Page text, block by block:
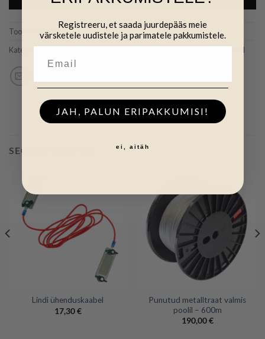
Tootekood: 807888
Kategooriad:
Traadid, võrgud, väravad ja kaablid
SEOTUD TOOTED
Lindi ühenduskaabel
17,30€
Punutud metalltraat valmis
poolil – 600m
190,00€
Registreeru, et saada juurdepääs meie
värsketele uudistele ja parimatele pakkumistele.
JAH, PALUN ERIPAKKUMISI!
ei, aitäh